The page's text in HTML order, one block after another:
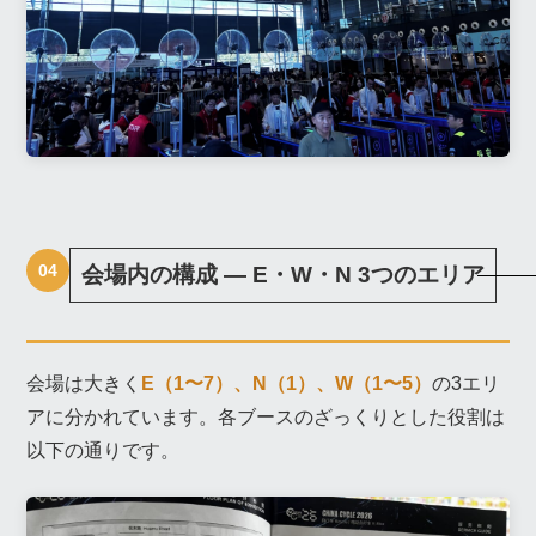
04 会場内の構成 ― E・W・N 3つのエリア
会場は大きく E（1〜7）、N（1）、W（1〜5）の3エリ
アに分かれています。各ブースのざっくりとした役割は
以下の通りです。